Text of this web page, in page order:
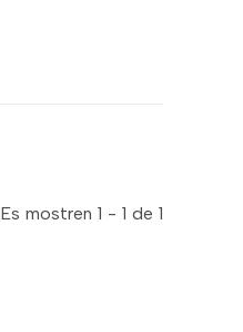
Es mostren 1 - 1 de 1